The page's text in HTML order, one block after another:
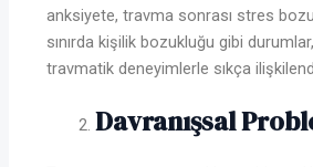
anksiyete, travma sonrası stres
sınırda kişilik bozukluğu gibi
travmatik deneyimlerle sıkça
Davranışsal